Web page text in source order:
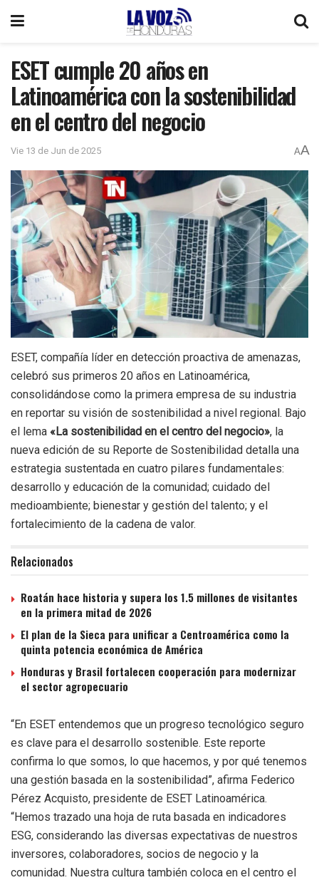
ESET cumple 20 años en
Latinoamérica con la sostenibilidad
en el centro del negocio
Vie 13 de Jun de 2025 AA
ESET, compañía líder en detección proactiva de amenazas,
celebró sus primeros 20 años en Latinoamérica,
consolidándose como la primera empresa de su industria
en reportar su visión de sostenibilidad a nivel regional. Bajo
el lema «La sostenibilidad en el centro del negocio», la
nueva edición de su Reporte de Sostenibilidad detalla una
estrategia sustentada en cuatro pilares fundamentales:
desarrollo y educación de la comunidad; cuidado del
medioambiente; bienestar y gestión del talento; y el
fortalecimiento de la cadena de valor.
Relacionados
Roatán hace historia y supera los 1.5 millones de visitantes
en la primera mitad de 2026
El plan de la Sieca para unificar a Centroamérica como la
quinta potencia económica de América
Honduras y Brasil fortalecen cooperación para modernizar
el sector agropecuario
“En ESET entendemos que un progreso tecnológico seguro
es clave para el desarrollo sostenible. Este reporte
confirma lo que somos, lo que hacemos, y por qué tenemos
una gestión basada en la sostenibilidad”, afirma Federico
Pérez Acquisto, presidente de ESET Latinoamérica.
“Hemos trazado una hoja de ruta basada en indicadores
ESG, considerando las diversas expectativas de nuestros
inversores, colaboradores, socios de negocio y la
comunidad. Nuestra cultura también coloca en el centro el